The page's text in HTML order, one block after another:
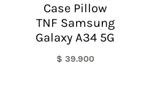
Case Pillow
TNF Samsung
Galaxy A34 5G
$ 39.900